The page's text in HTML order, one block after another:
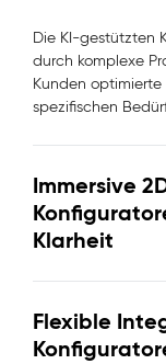
Die KI-gestützten
durch komplexe
Kunden
spezifischen
Immersive
Klarheit
Flexible